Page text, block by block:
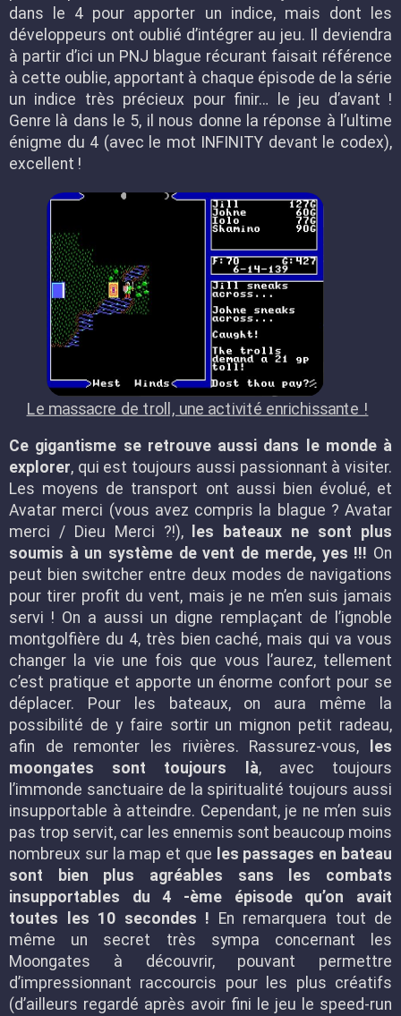
dans le 4 pour apporter un indice, mais dont les
développeurs ont oublié d’intégrer au jeu. Il deviendra
à partir d’ici un PNJ blague récurant faisait référence
à cette oublie, apportant à chaque épisode de la série
un indice très précieux pour finir… le jeu d’avant !
Genre là dans le 5, il nous donne la réponse à l’ultime
énigme du 4 (avec le mot INFINITY devant le codex),
excellent !
Le massacre de troll, une activité enrichissante !
Ce gigantisme se retrouve aussi dans le monde à
explorer, qui est toujours aussi passionnant à visiter.
Les moyens de transport ont aussi bien évolué, et
Avatar merci (vous avez compris la blague ? Avatar
merci / Dieu Merci ?!),
les bateaux ne sont plus
soumis à un système de vent de merde, yes !!! On
peut bien switcher entre deux modes de navigations
pour tirer profit du vent, mais je ne m’en suis jamais
servi ! On a aussi un digne remplaçant de l’ignoble
montgolfière du 4, très bien caché, mais qui va vous
changer la vie une fois que vous l’aurez, tellement
c’est pratique et apporte un énorme confort pour se
déplacer. Pour les bateaux, on aura même la
possibilité de y faire sortir un mignon petit radeau,
afin de remonter les rivières. Rassurez-vous,
les
moongates sont toujours là, avec toujours
l’immonde sanctuaire de la spiritualité toujours aussi
insupportable à atteindre. Cependant, je ne m’en suis
pas trop servit, car les ennemis sont beaucoup moins
nombreux sur la map et que les passages en bateau
sont bien plus agréables sans les combats
insupportables du 4 -ème épisode qu’on avait
toutes les 10 secondes ! En remarquera tout de
même un secret très sympa concernant les
Moongates à découvrir, pouvant permettre
d’impressionnant raccourcis pour les plus créatifs
(d’ailleurs regardé après avoir fini le jeu le speed-run